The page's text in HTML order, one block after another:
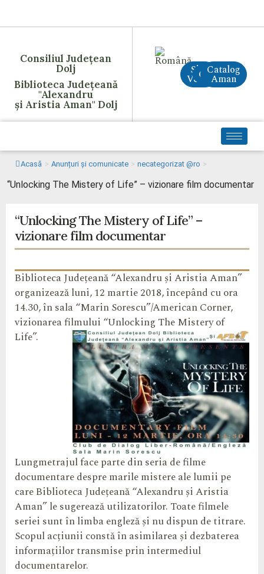
Consiliul Județean
Dolj
Biblioteca Județeană
"Alexandru
și Aristia Aman" Dolj
Site
VechiCreAI
Catalog
Aman
Acasă > Anunțuri și comunicate > necategorizat @ro >
“Unlocking The Mistery of Life” – vizionare film documentar
“Unlocking The Mistery of Life” –
vizionare film documentar
Biblioteca Județeană “Alexandru și Aristia Aman”
organizează luni, 12 martie 2018, începând cu ora
14.30, în sala “Marin Sorescu”/American Corner,
vizionarea filmului “Unlocking The Mistery of
Life”.
Lungmetrajul face parte din seria de filme
documentare despre marile mistere ale lumii pe
care Biblioteca Județeană “Alexandru și Aristia
Aman” le sugerează utilizatorilor. Toate filmele
seriei sunt în limba engleză și nu dispun de titrare.
Scopul acțiunii constă în asimilarea și dezbaterea
informațiilor transmise prin intermediul
documentarelor.